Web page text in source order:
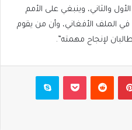
والثاني، وينبغي على الأمم
الملف الأفغاني، وأن من يقوم
لإنجاح مهمته”.
بينتيريست بوكيت سكايب